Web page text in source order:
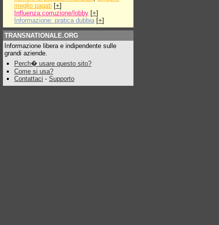
meglio pagati [+]
Influenza:corruzione/lobby [+]
Informazione: pratica dubbia [+]
TRANSNATIONALE.ORG
Informazione libera e indipendente sulle
grandi aziende.
Perch� usare questo sito?
Come si usa?
Contattaci - Supporto